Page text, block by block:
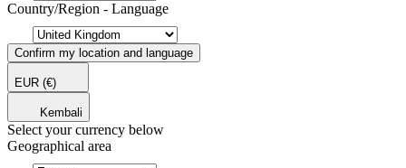
Country/Region - Language
Confirm my location and language
EUR (€)
Kembali
Select your currency below
Geographical area